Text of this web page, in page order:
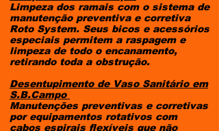
Limpeza dos ramais com o sistema de
manutenção preventiva e corretiva
Roto System. Seus bicos e acessórios
especiais permitem a raspagem e
limpeza de todo o encanamento,
retirando toda a obstrução.
Desentupimento de Vaso Sanitário em
S.B.Campo
Manutenções preventivas e corretivas
por equipamentos rotativos com
cabos espirais flexíveis que não